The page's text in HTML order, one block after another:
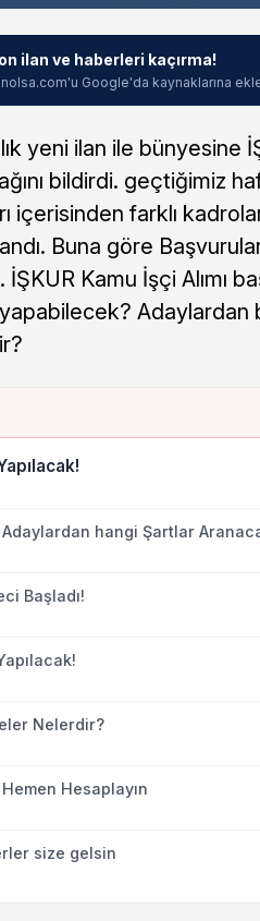
ilan ve haberleri kaçırma!
Google'da kaynaklarına
yeni ilan ile bünyesine
bildirdi. geçtiğimiz
içerisinden farklı
Buna göre
Kamu İşçi Alımı
Adaylardan
hangi Şartlar
Başladı!
Nelerdir?
Hemen Hesaplayın
size gelsin